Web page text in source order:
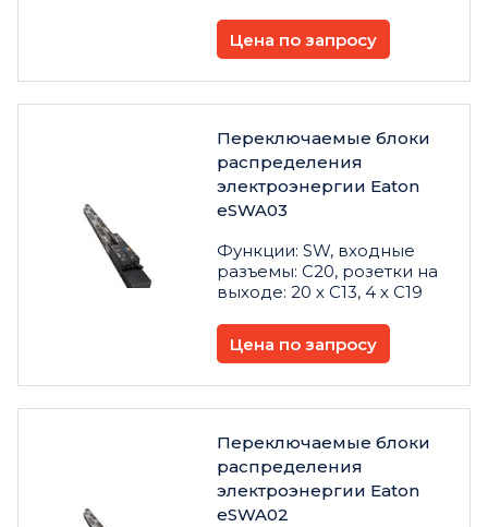
Цена по запросу
Переключаемые блоки
распределения
электроэнергии Eaton
eSWA03
Функции: SW, входные
разъемы: C20, розетки на
выходе: 20 х C13, 4 х C19
Цена по запросу
Переключаемые блоки
распределения
электроэнергии Eaton
eSWA02